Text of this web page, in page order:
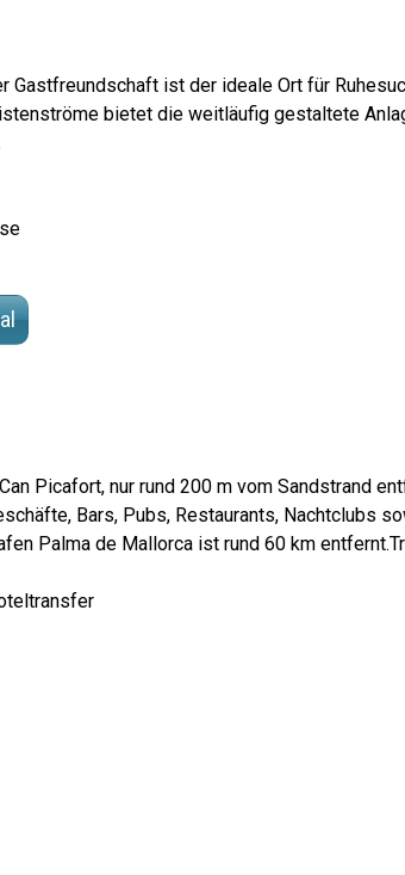
Gastfreundschaft ist der ideale Ort für
bietet die weitläufig gestaltete
Picafort, nur rund 200 m vom Sandstrand
Bars, Pubs, Restaurants, Nachtclubs
Palma de Mallorca ist rund 60 km